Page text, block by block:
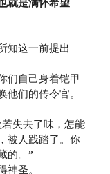
知这一前提出
们自己身着铠甲
们的传令官。
失去了味，怎能
被人践踏了。你
的。”
圣。